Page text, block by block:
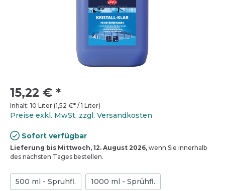
15,22 € *
Inhalt: 10 Liter (1,52 €* / 1 Liter)
Preise exkl. MwSt. zzgl. Versandkosten
Sofort verfügbar
Lieferung bis Mittwoch, 12. August 2026, wenn Sie innerhalb
des nächsten Tages bestellen.
500 ml - Sprühfl. 1000 ml - Sprühfl.